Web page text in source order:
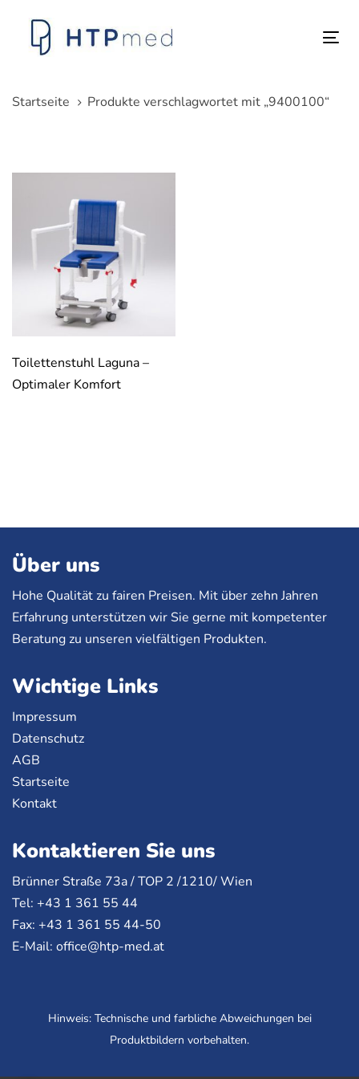
überspringen
springen
Startseite
Produkte verschlagwortet mit „9400100“
Toilettenstuhl Laguna –
Optimaler Komfort
Über uns
Hohe Qualität zu fairen Preisen. Mit über zehn Jahren
Erfahrung unterstützen wir Sie gerne mit kompetenter
Beratung zu unseren vielfältigen Produkten.
Wichtige Links
Impressum
Datenschutz
AGB
Startseite
Kontakt
Kontaktieren Sie uns
Brünner Straße 73a /TOP 2 /1210/ Wien
Tel: +43 1 361 55 44
Fax: +43 1 361 55 44-50
E-Mail: office@htp-med.at
Hinweis: Technische und farbliche Abweichungen bei
Produktbildern vorbehalten.